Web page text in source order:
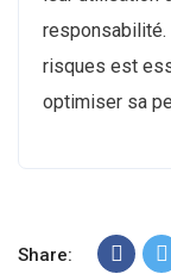
responsabilité.
risques est
optimiser sa
Share: